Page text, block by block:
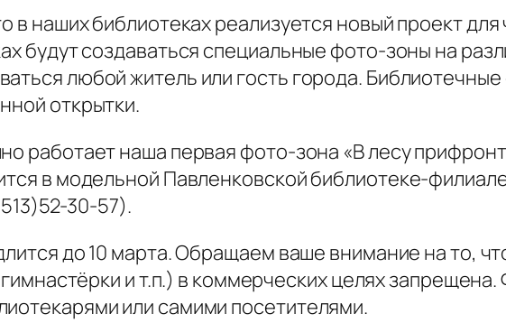
наших библиотеках реализуется новый проект
будут создаваться специальные фото-зоны на
любой житель или гость города.
открытки.
работает наша первая фото-зона «В лесу
в модельной Павленковской библиотеке-
30-57).
до 10 марта. Обращаем ваше внимание на то,
и т.п.) в коммерческих целях
или самими посетителями.